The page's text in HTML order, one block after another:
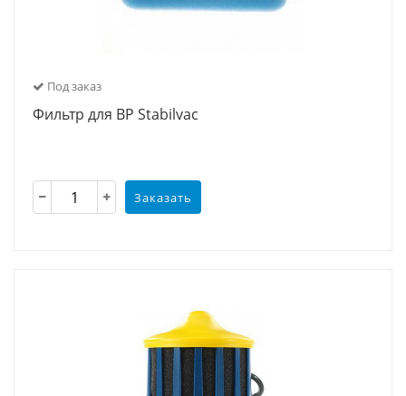
Под заказ
Фильтр для ВР Stabilvac
Заказать